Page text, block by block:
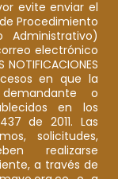
evite enviar el
Procedimiento
electrónico
NOTIFICACIONES
en que la
o
en los
de 2011. Las
solicitudes,
realizarse
a través de